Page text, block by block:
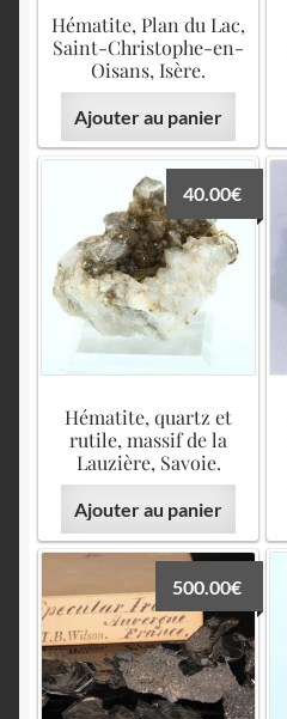
Hématite, Plan du Lac,
Saint-Christophe-en-
Oisans, Isère.
Ajouter au panier
Hématite, quartz et
rutile, massif de la
Lauzière, Savoie.
40.00€
Ajouter au panier
500.00€